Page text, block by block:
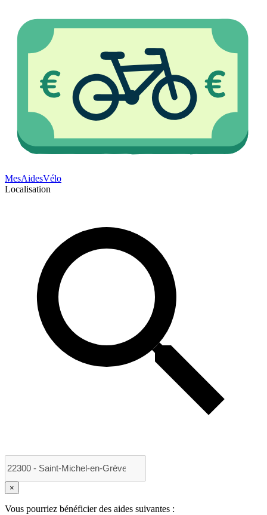
MesAidesVélo
Localisation
×
Vous pourriez bénéficier des aides suivantes :